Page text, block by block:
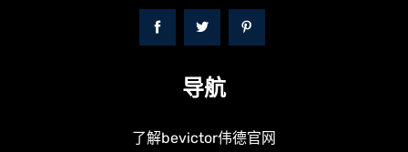
导航
了解bevictor伟德官网